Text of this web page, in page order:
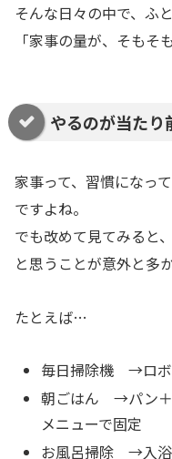
そんな日々の中で、ふ
「家事の量が、そもそ
やるのが当たり
家事って、習慣になっ
ですよね。
でも改めて見てみると、
と思うことが意外と多
たとえば…
毎日掃除機 →ロボ
朝ごはん →パン＋
メニューで固定
お風呂掃除 →入浴